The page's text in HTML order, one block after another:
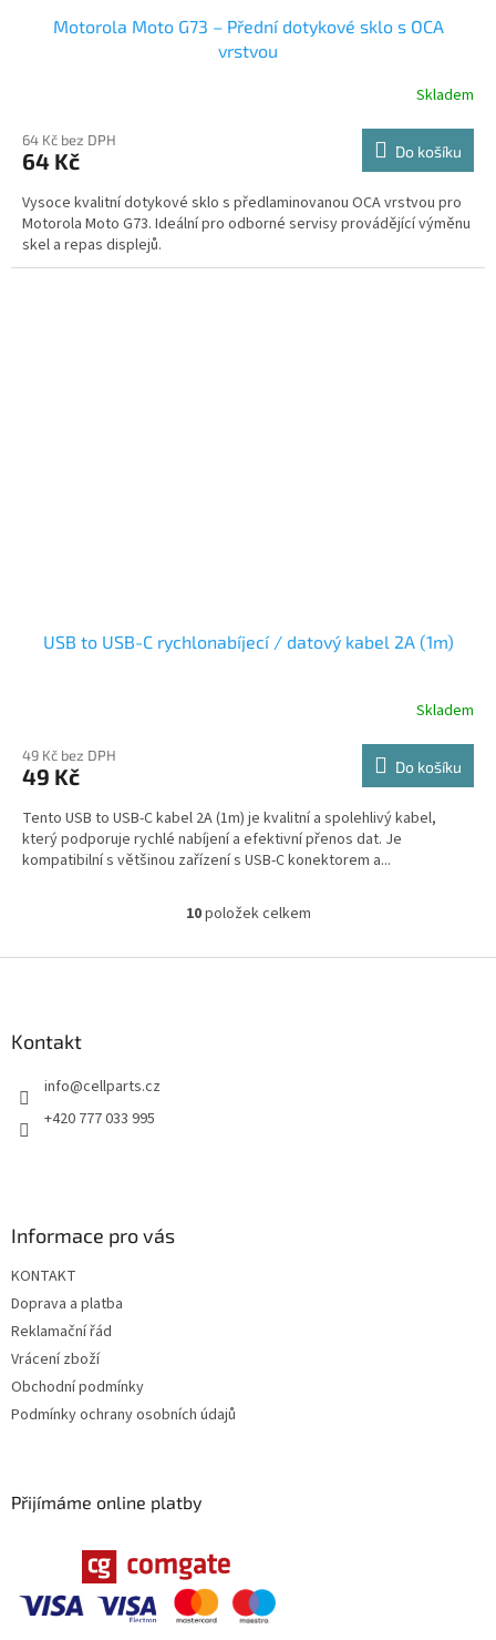
Motorola Moto G73 – Přední dotykové sklo s OCA
vrstvou
Skladem
64 Kč bez DPH
64 Kč Do košíku
Vysoce kvalitní dotykové sklo s předlaminovanou OCA vrstvou pro
Motorola Moto G73. Ideální pro odborné servisy provádějící výměnu
skel a repas displejů.
USB to USB-C rychlonabíjecí / datový kabel 2A (1m)
Skladem
49 Kč bez DPH
49 Kč Do košíku
Tento USB to USB-C kabel 2A (1m) je kvalitní a spolehlivý kabel,
který podporuje rychlé nabíjení a efektivní přenos dat. Je
kompatibilní s většinou zařízení s USB-C konektorem a...
O
l
10položek celkem
Kontakt
info@cellparts.cz
+420 777 033 995
Informace pro vás
KONTAKT
Doprava a platba
Reklamační řád
Vrácení zboží
Obchodní podmínky
Podmínky ochrany osobních údajů
Přijímáme online platby